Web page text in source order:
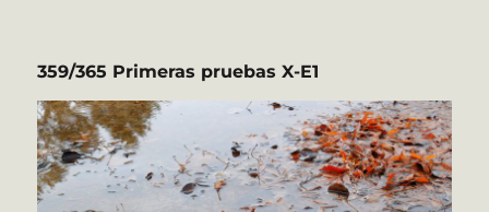
359/365 Primeras pruebas X-E1